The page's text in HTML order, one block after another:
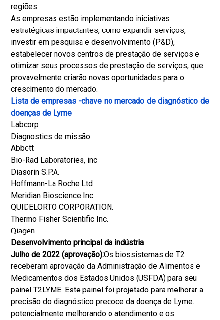
regiões.
As empresas estão implementando iniciativas
estratégicas impactantes, como expandir serviços,
investir em pesquisa e desenvolvimento (P&D),
estabelecer novos centros de prestação de serviços e
otimizar seus processos de prestação de serviços, que
provavelmente criarão novas oportunidades para o
crescimento do mercado.
Lista de empresas -chave no mercado de diagnóstico de
doenças de Lyme
Labcorp
Diagnostics de missão
Abbott
Bio-Rad Laboratories, inc
Diasorin S.P.A.
Hoffmann-La Roche Ltd
Meridian Bioscience Inc.
QUIDELORTO CORPORATION.
Thermo Fisher Scientific Inc.
Qiagen
Desenvolvimento principal da indústria
Julho de 2022 (aprovação):Os biossistemas de T2
receberam aprovação da Administração de Alimentos e
Medicamentos dos Estados Unidos (USFDA) para seu
painel T2LYME. Este painel foi projetado para melhorar a
precisão do diagnóstico precoce da doença de Lyme,
potencialmente melhorando o atendimento e os